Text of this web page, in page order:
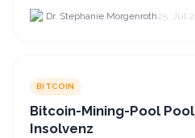
Anlegerüberzeugung trotz
BTC-Preis.
Dr. Stephanie Morgenroth25. Jul
BITCOIN
Bitcoin-Mining-Pool
Insolvenz